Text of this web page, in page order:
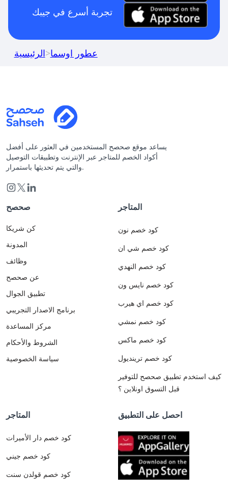
تجربة أسرع في جيبك
الرئيسية>عطور اوسما
يساعد موقع صحصح المستخدمين في العثور على أفضل
أكواد الخصم للمتاجر عبر الإنترنت وتطبيقات التوصيل
والتي يتم تحديثها باستمرار.
صحصح
كن شريكا
المدونة
وظائف
عن صحصح
تطبيق الجوال
برنامج الاصدار التجريبي
مركز المساعدة
الشروط والأحكام
سياسة الخصوصية
المتاجر
كود خصم نون
كود خصم شي ان
كود خصم النهدي
كود خصم نايس ون
كود خصم اي هيرب
كود خصم نمشي
كود خصم ماكس
كود خصم ترينديول
كيف استخدم تطبيق صحصح للتوفير
قبل التسوق اونلاين ؟
المتاجر
كود خصم دار الأميرات
كود خصم جيني
كود خصم قولدن سنت
احصل على التطبيق